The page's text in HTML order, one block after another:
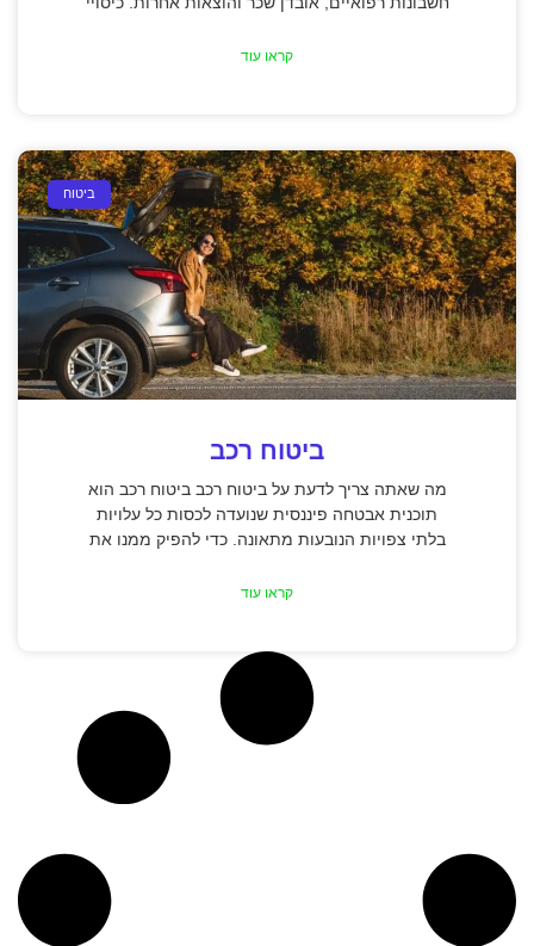
קראו עוד
ביטוח
ביטוח רכב
מה שאתה צריך לדעת על ביטוח רכב ביטוח רכב הוא
תוכנית אבטחה פיננסית שנועדה לכסות כל עלויות
בלתי צפויות הנובעות מתאונה. כדי להפיק ממנו את
קראו עוד